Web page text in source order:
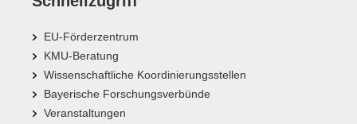
EU-Förderzentrum
KMU-Beratung
Wissenschaftliche Koordinierungsstellen
Bayerische Forschungsverbünde
Veranstaltungen